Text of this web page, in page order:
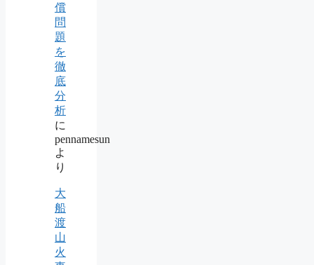
償
問
題
を
徹
底
分
析
に
pennamesun
よ
り
大
船
渡
山
火